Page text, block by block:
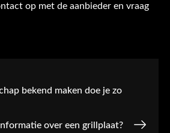
op met de aanbieder en vraag
bekend maken doe je zo
over een grillplaat?